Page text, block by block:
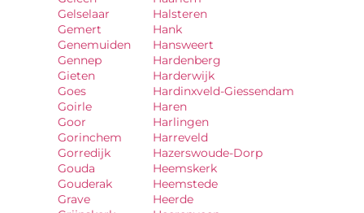
Gelselaar
Gemert
Genemuiden
Gennep
Gieten
Goes
Goirle
Goor
Gorinchem
Gorredijk
Gouda
Gouderak
Grave
Halsteren
Hank
Hansweert
Hardenberg
Harderwijk
Hardinxveld-Giessendam
Haren
Harlingen
Harreveld
Hazerswoude-Dorp
Heemskerk
Heemstede
Heerde